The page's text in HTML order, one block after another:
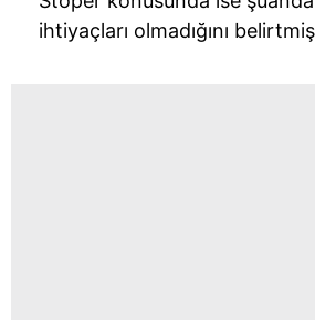
ihtiyaçları olmadığını